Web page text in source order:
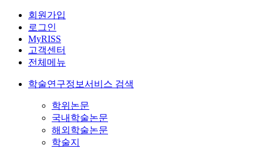
회원가입
로그인
MyRISS
고객센터
전체메뉴
학술연구정보서비스 검색
학위논문
국내학술논문
해외학술논문
학술지